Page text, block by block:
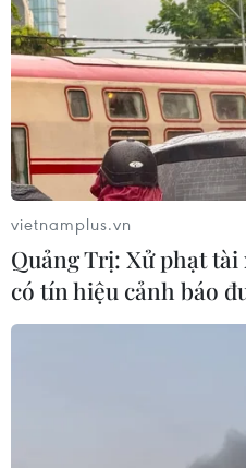
dồn lên tấn công điên
không thể là một lần
Becker, đành ngậm
Champions League
Messi và đồng đội mờ nhạt
vietnamplus.vn
Quảng Trị: Xử phạt
có tín hiệu cảnh báo